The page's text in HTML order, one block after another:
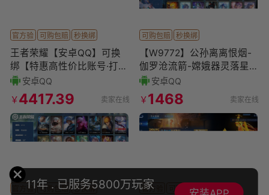
官方验 可购包赔 秒换绑
王者荣耀【安卓QQ】可换
绑【特惠高性价比账号·打野
41段·五无双·七珍品怪盗基
德·三典藏·蛇年虎年全
安卓QQ
￥4417.39 卖家在线
可购包赔 秒换绑
【W9772】公孙离离恨烟-
伽罗沧流箭-嫦娥器灵落星
盏-安卓QQ-无二次-贵1
安卓QQ
￥1468 卖家在线
官方验 可购包赔 秒换绑 官方验 可购包赔 秒换绑
11年 . 已服务5800万玩家